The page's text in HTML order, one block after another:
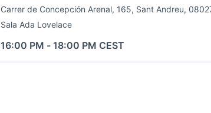
Carrer de Concepción Arenal, 165, Sant Andreu,
Sala Ada Lovelace
16:00 PM - 18:00 PM CEST